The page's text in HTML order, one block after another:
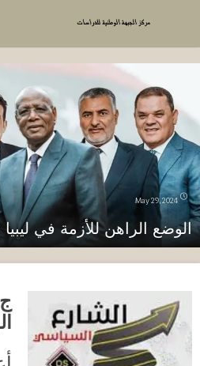
May 29, 2024
الوضع الراهن للأزمة في ليبيا